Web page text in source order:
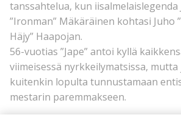
tanssahtelua, kun iisalmelaislegenda
”Ironman” Mäkäräinen kohtasi Juho
Häjy” Haapojan.
56-vuotias ”Jape” antoi kyllä
viimeisessä nyrkkeilymatsissa,
kuitenkin lopulta tunnustamaan
mestarin paremmakseen.